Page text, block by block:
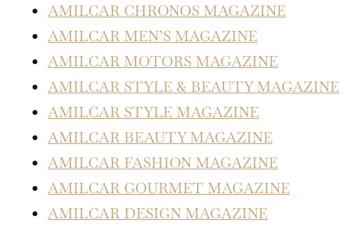
AMILCAR CHRONOS MAGAZINE
AMILCAR MEN’S MAGAZINE
AMILCAR MOTORS MAGAZINE
AMILCAR STYLE & BEAUTY MAGAZINE
AMILCAR STYLE MAGAZINE
AMILCAR BEAUTY MAGAZINE
AMILCAR FASHION MAGAZINE
AMILCAR GOURMET MAGAZINE
AMILCAR DESIGN MAGAZINE